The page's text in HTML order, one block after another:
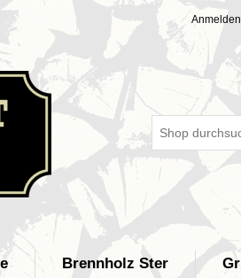
Anmelden
Brennholz Ster